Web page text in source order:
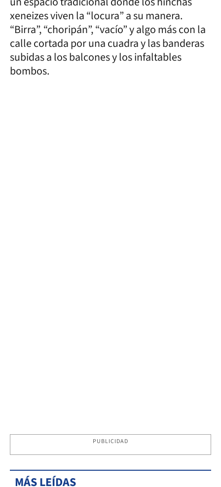
xeneizes viven la “locura” a su manera.
“Birra”, “choripán”, “vacío” y algo más con la
calle cortada por una cuadra y las banderas
subidas a los balcones y los infaltables
bombos.
PUBLICIDAD
MÁS LEÍDAS